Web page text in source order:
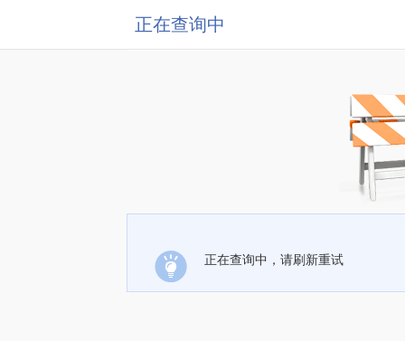
正在查询中
正在查询中，请刷新重试